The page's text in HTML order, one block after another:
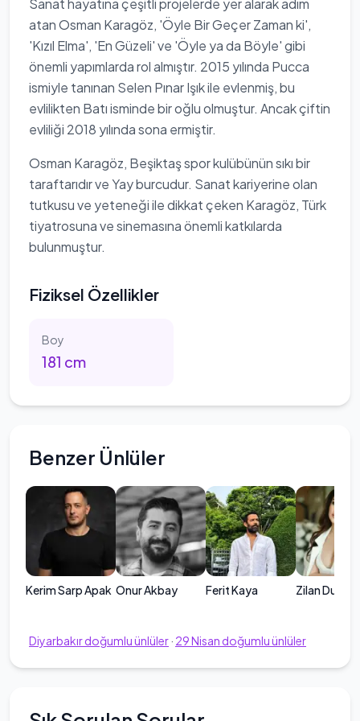
Sanat hayatına çeşitli projelerde yer alarak adım
atan Osman Karagöz, 'Öyle Bir Geçer Zaman ki',
'Kızıl Elma', 'En Güzeli' ve 'Öyle ya da Böyle' gibi
önemli yapımlarda rol almıştır. 2015 yılında Pucca
ismiyle tanınan Selen Pınar Işık ile evlenmiş, bu
evlilikten Batı isminde bir oğlu olmuştur. Ancak çiftin
evliliği 2018 yılında sona ermiştir.
Osman Karagöz, Beşiktaş spor kulübünün sıkı bir
taraftarıdır ve Yay burcudur. Sanat kariyerine olan
tutkusu ve yeteneği ile dikkat çeken Karagöz, Türk
tiyatrosuna ve sinemasına önemli katkılarda
bulunmuştur.
Fiziksel Özellikler
Boy
181 cm
Benzer Ünlüler
Kerim Sarp Apak Onur Akbay Ferit Kaya Zilan Duru
Diyarbakırdoğumlu ünlüler· 29Nisan doğumlu ünlüler